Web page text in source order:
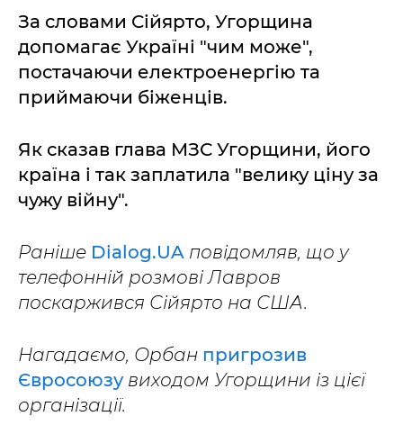
За словами Сійярто, Угорщина
допомагає Україні "чим може",
постачаючи електроенергію та
приймаючи біженців.
Як сказав глава МЗС Угорщини, його
країна і так заплатила "велику ціну за
чужу війну".
Раніше Dialog.UA повідомляв, що у
телефонній розмові Лавров
поскаржився Сійярто на США.
Нагадаємо, Орбан пригрозив
Євросоюзувиходом Угорщини із цієї
організації.